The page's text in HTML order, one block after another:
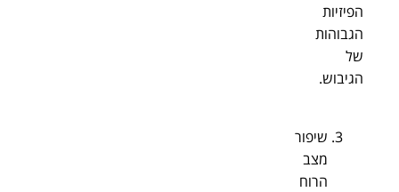
הפיזיות
הגבוהות
של
הגיבוש.
שיפור
מצב
הרוח